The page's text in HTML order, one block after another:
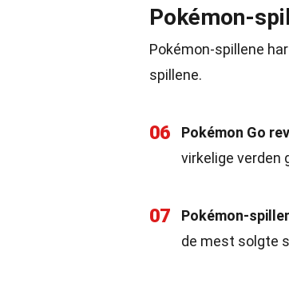
Pokémon-
Pokémon-spillene
spillene.
06 Pokémon Go
virkelige verden
07 Pokémon-
de mest solgte